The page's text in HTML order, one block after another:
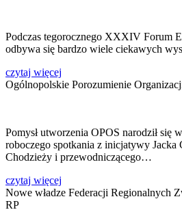
Podczas tegorocznego XXXIV Forum
odbywa się bardzo wiele ciekawych
czytaj więcej
Ogólnopolskie Porozumienie
Pomysł utworzenia OPOS narodził się
roboczego spotkania z inicjatywy Jacka
Chodzieży i przewodniczącego…
czytaj więcej
Nowe władze Federacji Regionalnych
RP